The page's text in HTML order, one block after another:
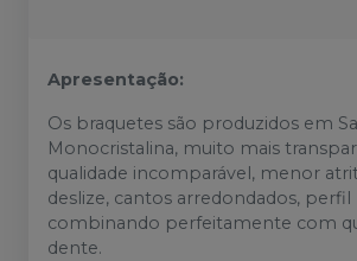
Apresentação:
Os braquetes são produzidos em
Monocristalina, muito mais
qualidade incomparável, menor
deslize, cantos arredondados, perfil
combinando perfeitamente com
dente.